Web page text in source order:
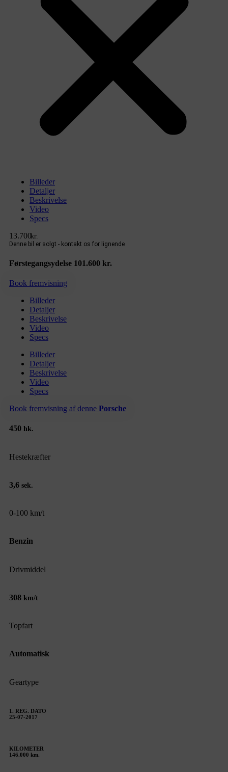
Billeder
Detaljer
Beskrivelse
Video
Specs
13.700kr.
Førstegangsydelse 101.600 kr.
Book fremvisning
Billeder
Detaljer
Beskrivelse
Video
Specs
Billeder
Detaljer
Beskrivelse
Video
Specs
Book fremvisning af denne Porsche
450 hk.
Hestekræfter
3,6 sek.
0-100 km/t
Benzin
Drivmiddel
308 km/t
Topfart
Automatisk
Geartype
1. REG. DATO
25-07-2017
KILOMETER
146.000 km.